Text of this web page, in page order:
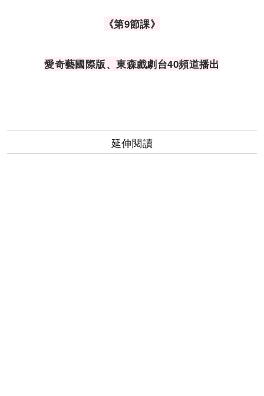
《第9節課》
愛奇藝國際版、東森戲劇台40頻道播出
延伸閱讀